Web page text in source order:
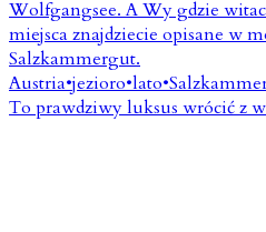
To prawdziwy luksus wrócić z